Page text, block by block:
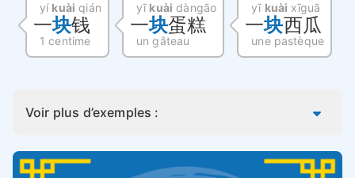
yí kuài qián
一块钱
1 centime
yī kuài dàngāo
一块蛋糕
un gâteau
yī kuài xīguā
一块西瓜
une pastèque
Voir plus d’exemples :